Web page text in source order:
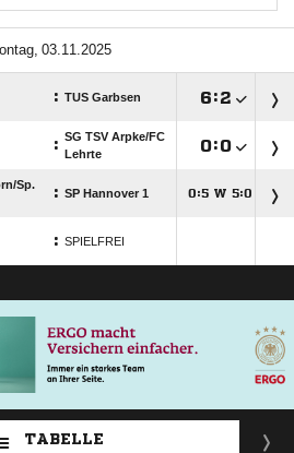

: TUS Garbsen :
: SG TSV Arpke/​FC
Lehrte
:
​Sp.
: SP Hannover 1 :W :
: SPIELFREI
TABELLE